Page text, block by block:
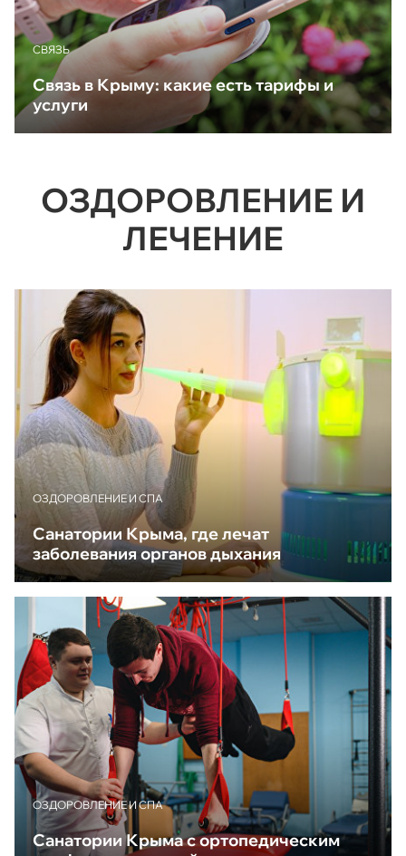
CВЯЗЬ
Связь в Крыму: какие есть тарифы и
услуги
ОЗДОРОВЛЕНИЕ И
ЛЕЧЕНИЕ
ОЗДОРОВЛЕНИЕ И СПА
Санатории Крыма, где лечат
заболевания органов дыхания
ОЗДОРОВЛЕНИЕ И СПА
Санатории Крыма с ортопедическим